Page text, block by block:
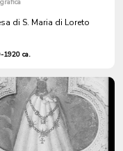
di S. Maria di Loreto
1920 ca.